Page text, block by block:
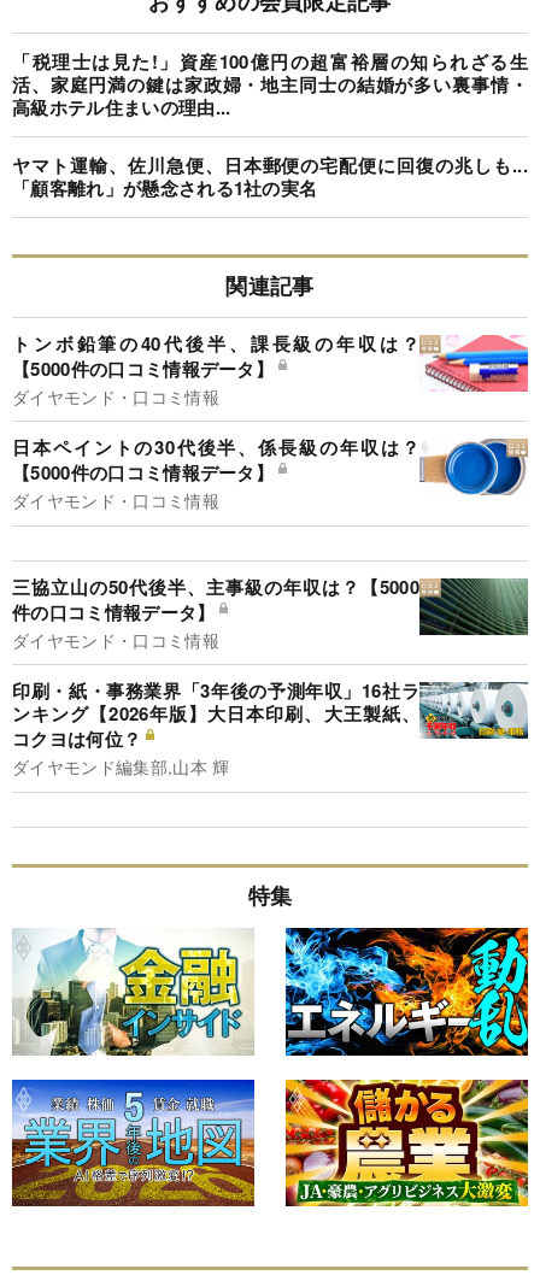
「税理士は見た!」資産100億円の超富裕層の知られざる生
活、家庭円満の鍵は家政婦・地主同士の結婚が多い裏事情・
高級ホテル住まいの理由...
ヤマト運輸、佐川急便、日本郵便の宅配便に回復の兆しも...
「顧客離れ」が懸念される1社の実名
関連記事
トンボ鉛筆の40代後半、課長級の年収は？
【5000件の口コミ情報データ】
ダイヤモンド・口コミ情報
日本ペイントの30代後半、係長級の年収は？
【5000件の口コミ情報データ】
ダイヤモンド・口コミ情報
三協立山の50代後半、主事級の年収は？【5000
件の口コミ情報データ】
ダイヤモンド・口コミ情報
印刷・紙・事務業界「3年後の予測年収」16社ラ
ンキング【2026年版】大日本印刷、大王製紙、
コクヨは何位？
ダイヤモンド編集部,山本 輝
特集